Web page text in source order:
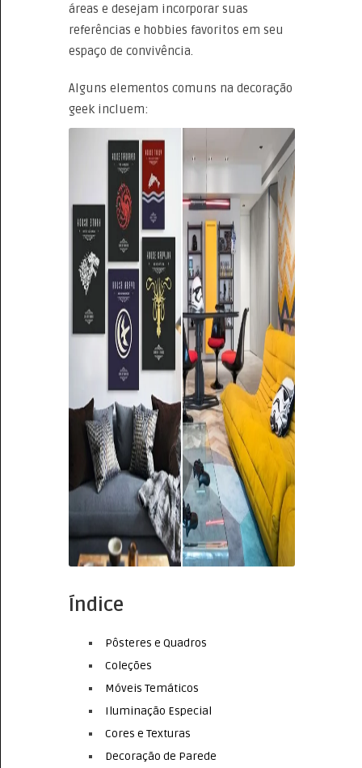
áreas e desejam incorporar suas
referências e hobbies favoritos em seu
espaço de convivência.
Alguns elementos comuns na decoração
geek incluem:
Índice
Pôsteres e Quadros
Coleções
Móveis Temáticos
Iluminação Especial
Cores e Texturas
Decoração de Parede